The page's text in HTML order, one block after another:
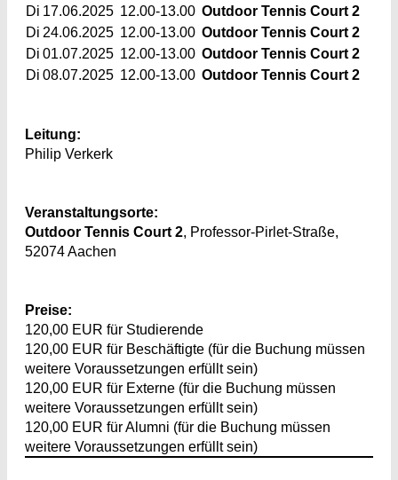
Di 17.06.2025 12.00-13.00 Outdoor Tennis Court 2
Di 24.06.2025 12.00-13.00 Outdoor Tennis Court 2
Di 01.07.2025 12.00-13.00 Outdoor Tennis Court 2
Di 08.07.2025 12.00-13.00 Outdoor Tennis Court 2
Leitung:
Philip Verkerk
Veranstaltungsorte:
Outdoor Tennis Court 2, Professor-Pirlet-Straße,
52074 Aachen
Preise:
120,00 EUR für Studierende
120,00 EUR für Beschäftigte (für die Buchung müssen
weitere Voraussetzungen erfüllt sein)
120,00 EUR für Externe (für die Buchung müssen
weitere Voraussetzungen erfüllt sein)
120,00 EUR für Alumni (für die Buchung müssen
weitere Voraussetzungen erfüllt sein)